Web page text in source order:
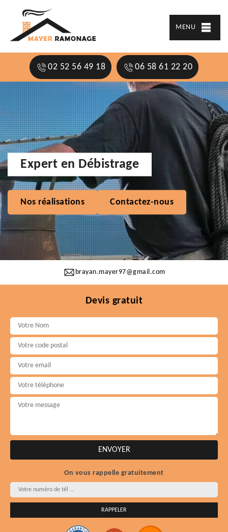
MENU
02 52 56 49 18 06 58 61 22 20
brayan.mayer97@gmail.com
Expert en Débistrage
Nos réalisations Contactez-nous
Devis gratuit
On vous rappelle gratuitement